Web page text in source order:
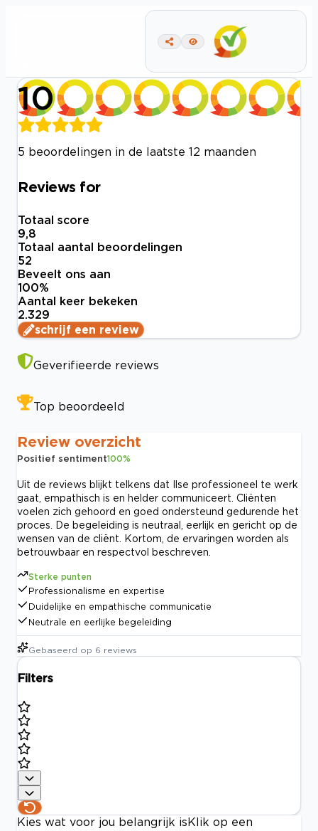
10
5 beoordelingen in de laatste 12 maanden
Reviews for
Totaal score
9,8
Totaal aantal beoordelingen
52
Beveelt ons aan
100%
Aantal keer bekeken
2.329
schrijf een review
Geverifieerde reviews
Top beoordeeld
Review overzicht
Positief sentiment100%
Uit de reviews blijkt telkens dat Ilse professioneel te werk
gaat, empathisch is en helder communiceert. Cliënten
voelen zich gehoord en goed ondersteund gedurende het
proces. De begeleiding is neutraal, eerlijk en gericht op de
wensen van de cliënt. Kortom, de ervaringen worden als
betrouwbaar en respectvol beschreven.
Sterke punten
Professionalisme en expertise
Duidelijke en empathische communicatie
Neutrale en eerlijke begeleiding
Gebaseerd op 6 reviews
Filters
Kies wat voor jou belangrijk is Klik op een